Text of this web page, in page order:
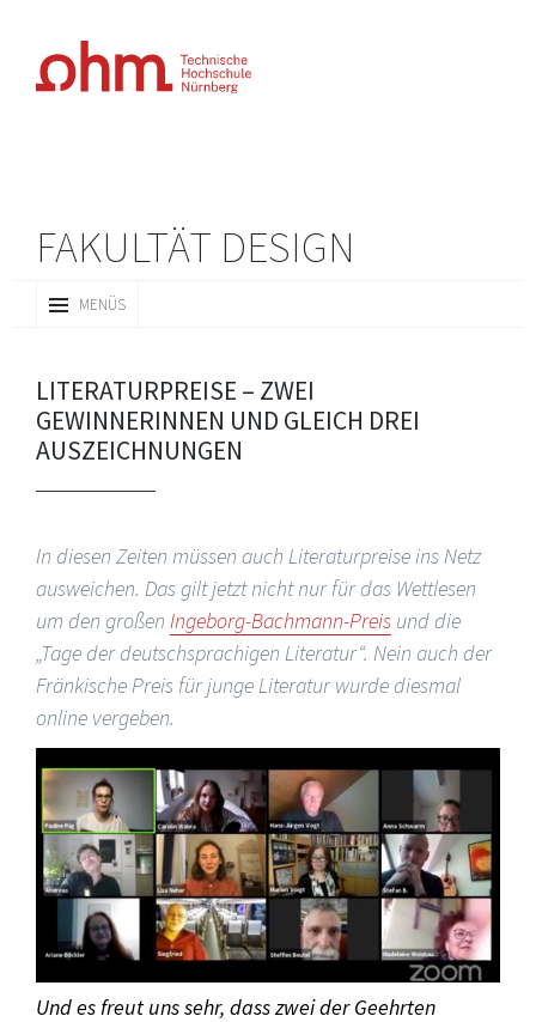
FAKULTÄT DESIGN
MENÜS
INHALT
LITERATURPREISE – ZWEI
GEWINNERINNEN UND GLEICH DREI
AUSZEICHNUNGEN
In diesen Zeiten müssen auch Literaturpreise ins Netz
ausweichen. Das gilt jetzt nicht nur für das Wettlesen
um den großen Ingeborg-Bachmann-Preis und die
„Tage der deutschsprachigen Literatur“. Nein auch der
Fränkische Preis für junge Literatur wurde diesmal
online vergeben.
Und es freut uns sehr, dass zwei der Geehrten